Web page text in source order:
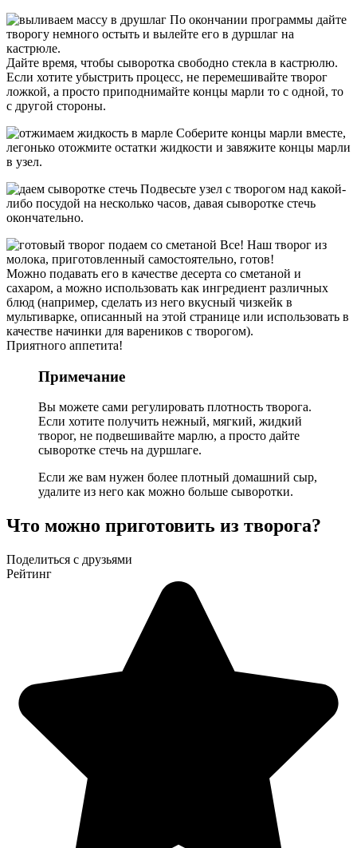
По окончании программы дайте
творогу немного остыть и вылейте его в дуршлаг на
кастрюле.
Дайте время, чтобы сыворотка свободно стекла в кастрюлю.
Если хотите убыстрить процесс, не перемешивайте творог
ложкой, а просто приподнимайте концы марли то с одной, то
с другой стороны.
Соберите концы марли вместе,
легонько отожмите остатки жидкости и завяжите концы марли
в узел.
Подвесьте узел с творогом над какой-
либо посудой на несколько часов, давая сыворотке стечь
окончательно.
Все! Наш творог из
молока, приготовленный самостоятельно, готов!
Можно подавать его в качестве десерта со сметаной и
сахаром, а можно использовать как ингредиент различных
блюд (например, сделать из него вкусный чизкейк в
мультиварке, описанный на этой странице или использовать в
качестве начинки для вареников с творогом).
Приятного аппетита!
Примечание
Вы можете сами регулировать плотность творога.
Если хотите получить нежный, мягкий, жидкий
творог, не подвешивайте марлю, а просто дайте
сыворотке стечь на дуршлаге.
Если же вам нужен более плотный домашний сыр,
удалите из него как можно больше сыворотки.
Что можно приготовить из творога?
Поделиться с друзьями
Рейтинг